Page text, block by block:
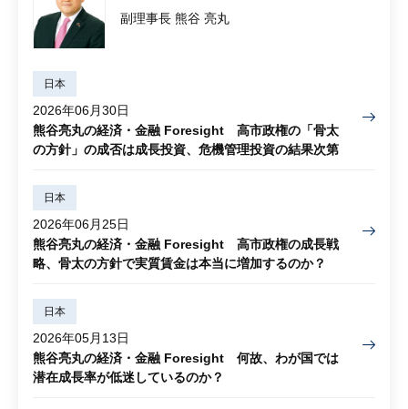
副理事長 熊谷 亮丸
日本
2026年06月30日
熊谷亮丸の経済・金融 Foresight 高市政権の「骨太
の方針」の成否は成長投資、危機管理投資の結果次第
日本
2026年06月25日
熊谷亮丸の経済・金融 Foresight 高市政権の成長戦
略、骨太の方針で実質賃金は本当に増加するのか？
日本
2026年05月13日
熊谷亮丸の経済・金融 Foresight 何故、わが国では
潜在成長率が低迷しているのか？